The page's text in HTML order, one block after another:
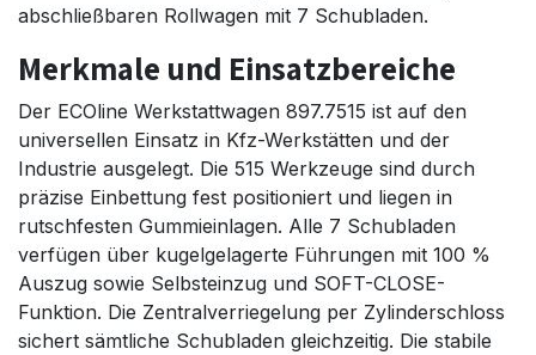
abschließbaren Rollwagen mit 7 Schubladen.
Merkmale und Einsatzbereiche
Der ECOline Werkstattwagen 897.7515 ist auf den
universellen Einsatz in Kfz-Werkstätten und der
Industrie ausgelegt. Die 515 Werkzeuge sind durch
präzise Einbettung fest positioniert und liegen in
rutschfesten Gummieinlagen. Alle 7 Schubladen
verfügen über kugelgelagerte Führungen mit 100 %
Auszug sowie Selbsteinzug und SOFT-CLOSE-
Funktion. Die Zentralverriegelung per Zylinderschloss
sichert sämtliche Schubladen gleichzeitig. Die stabile